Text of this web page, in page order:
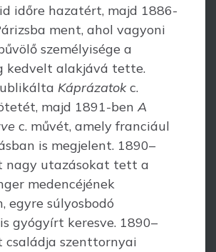
időre hazatért, majd 1886-
ment, ahol vagyoni
személyisége a
kedvelt alakjává tette.
Káprázatokc.
majd 1891-ben A
c. művét, amely franciául
is megjelent. 1890–
nagy utazásokat tett a
medencéjének
egyre súlyosbodó
gyógyírt keresve. 1890–
családja szenttornyai